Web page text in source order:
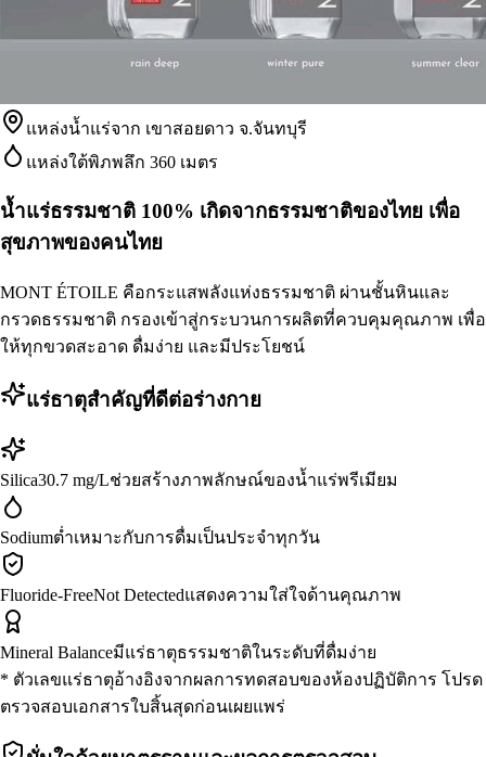
แหล่งน้ำแร่จาก เขาสอยดาว จ.จันทบุรี
แหล่งใต้พิภพลึก 360 เมตร
น้ำแร่ธรรมชาติ 100% เกิดจากธรรมชาติของไทย เพื่อ
สุขภาพของคนไทย
MONT ÉTOILE คือกระแสพลังแห่งธรรมชาติ ผ่านชั้นหินและ
กรวดธรรมชาติ กรองเข้าสู่กระบวนการผลิตที่ควบคุมคุณภาพ เพื่อ
ให้ทุกขวดสะอาด ดื่มง่าย และมีประโยชน์
แร่ธาตุสำคัญที่ดีต่อร่างกาย
Silica30.7 mg/Lช่วยสร้างภาพลักษณ์ของน้ำแร่พรีเมียม
Sodiumต่ำเหมาะกับการดื่มเป็นประจำทุกวัน
Fluoride-FreeNot Detectedแสดงความใส่ใจด้านคุณภาพ
Mineral Balanceมีแร่ธาตุธรรมชาติในระดับที่ดื่มง่าย
* ตัวเลขแร่ธาตุอ้างอิงจากผลการทดสอบของห้องปฏิบัติการ โปรด
ตรวจสอบเอกสารใบสิ้นสุดก่อนเผยแพร่